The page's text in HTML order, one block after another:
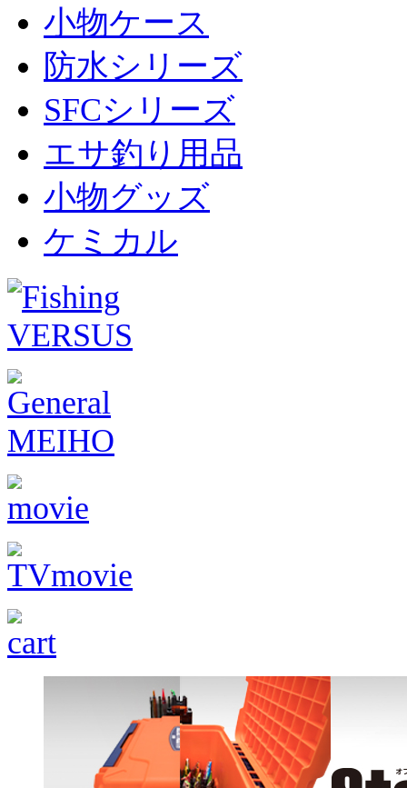
小物ケース
防水シリーズ
SFCシリーズ
エサ釣り用品
小物グッズ
ケミカル